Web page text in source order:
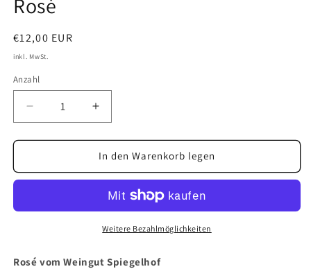
öffnen
Normaler
Preis
€12,00 EUR
inkl. MwSt.
Anzahl
Verringere
die
Menge
Rosé
Erhöhe
die
Menge
für
Rosé
In den Warenkorb legen
Weitere Bezahlmöglichkeiten
Rosé vom Weingut Spiegelhof